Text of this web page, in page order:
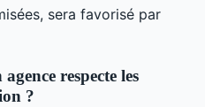
sera favorisé par
respecte les
?